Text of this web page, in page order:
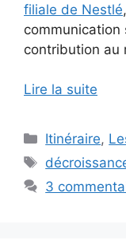
filiale de Nestlé
communication
contribution au
Lire la suite
Catégories
Itinéraire,
Étiquettes
3